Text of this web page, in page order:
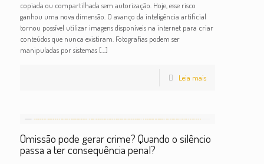
copiada ou compartilhada sem autorização. Hoje, esse risco
ganhou uma nova dimensão. O avanço da inteligência artificial
tornou possível utilizar imagens disponíveis na internet para criar
conteúdos que nunca existiram. Fotografias podem ser
manipuladas por sistemas[…]
Leia mais
Omissão pode gerar crime? Quando o silêncio
passa a ter consequência penal?